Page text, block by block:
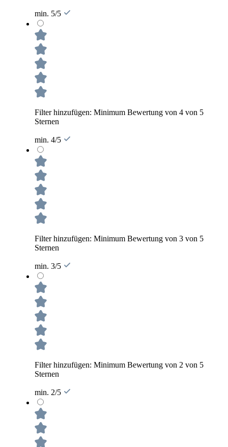
min. 5/5
Filter hinzufügen: Minimum Bewertung von 4 von 5
Sternen
min. 4/5
Filter hinzufügen: Minimum Bewertung von 3 von 5
Sternen
min. 3/5
Filter hinzufügen: Minimum Bewertung von 2 von 5
Sternen
min. 2/5